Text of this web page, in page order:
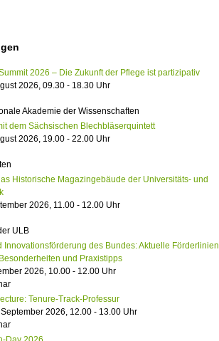
2026 – Die Zukunft der Pflege ist partizipativ
2026, 09.30 - 18.30 Uhr
Akademie der Wissenschaften
dem Sächsischen Blechbläserquintett
2026, 19.00 - 22.00 Uhr
Historische Magazingebäude der Universitäts- und
2026, 11.00 - 12.00 Uhr
ULB
Innovationsförderung des Bundes: Aktuelle Förderlinien
und Praxistipps
2026, 10.00 - 12.00 Uhr
Tenure-Track-Professur
2026, 12.00 - 13.00 Uhr